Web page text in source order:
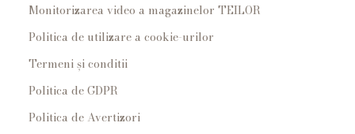
Monitorizarea video a magazinelor TEILOR
Politica de utilizare a cookie-urilor
Termeni și conditii
Politica de GDPR
Politica de Avertizori